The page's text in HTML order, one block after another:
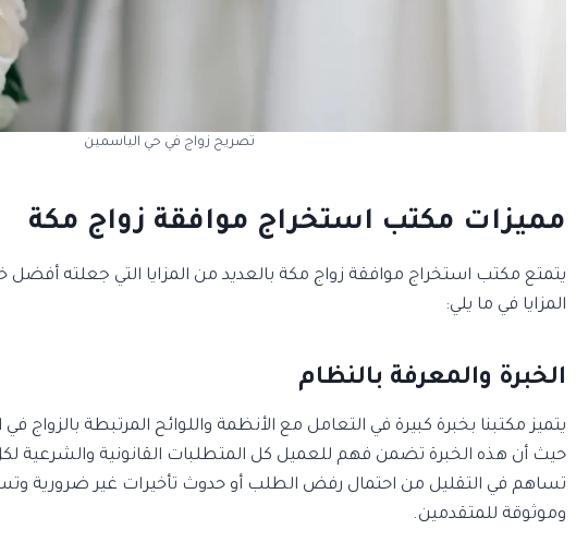
تصريح زواج في حي الياسمين
مميزات مكتب استخراج موافقة زواج مكة
يتمتع مكتب استخراج موافقة زواج مكة بالعديد من المزايا التي جعلته أفضل
المزايا في ما يلي:
الخبرة والمعرفة بالنظام
يتميز مكتبنا بخبرة كبيرة في التعامل مع الأنظمة واللوائح المرتبطة بالزواج
حيث أن هذه الخبرة تضمن فهم للعميل كل المتطلبات القانونية والشرعية لكل
تساهم في التقليل من احتمال رفض الطلب أو حدوث تأخيرات غير ضرورية
وموثوقة للمتقدمين.